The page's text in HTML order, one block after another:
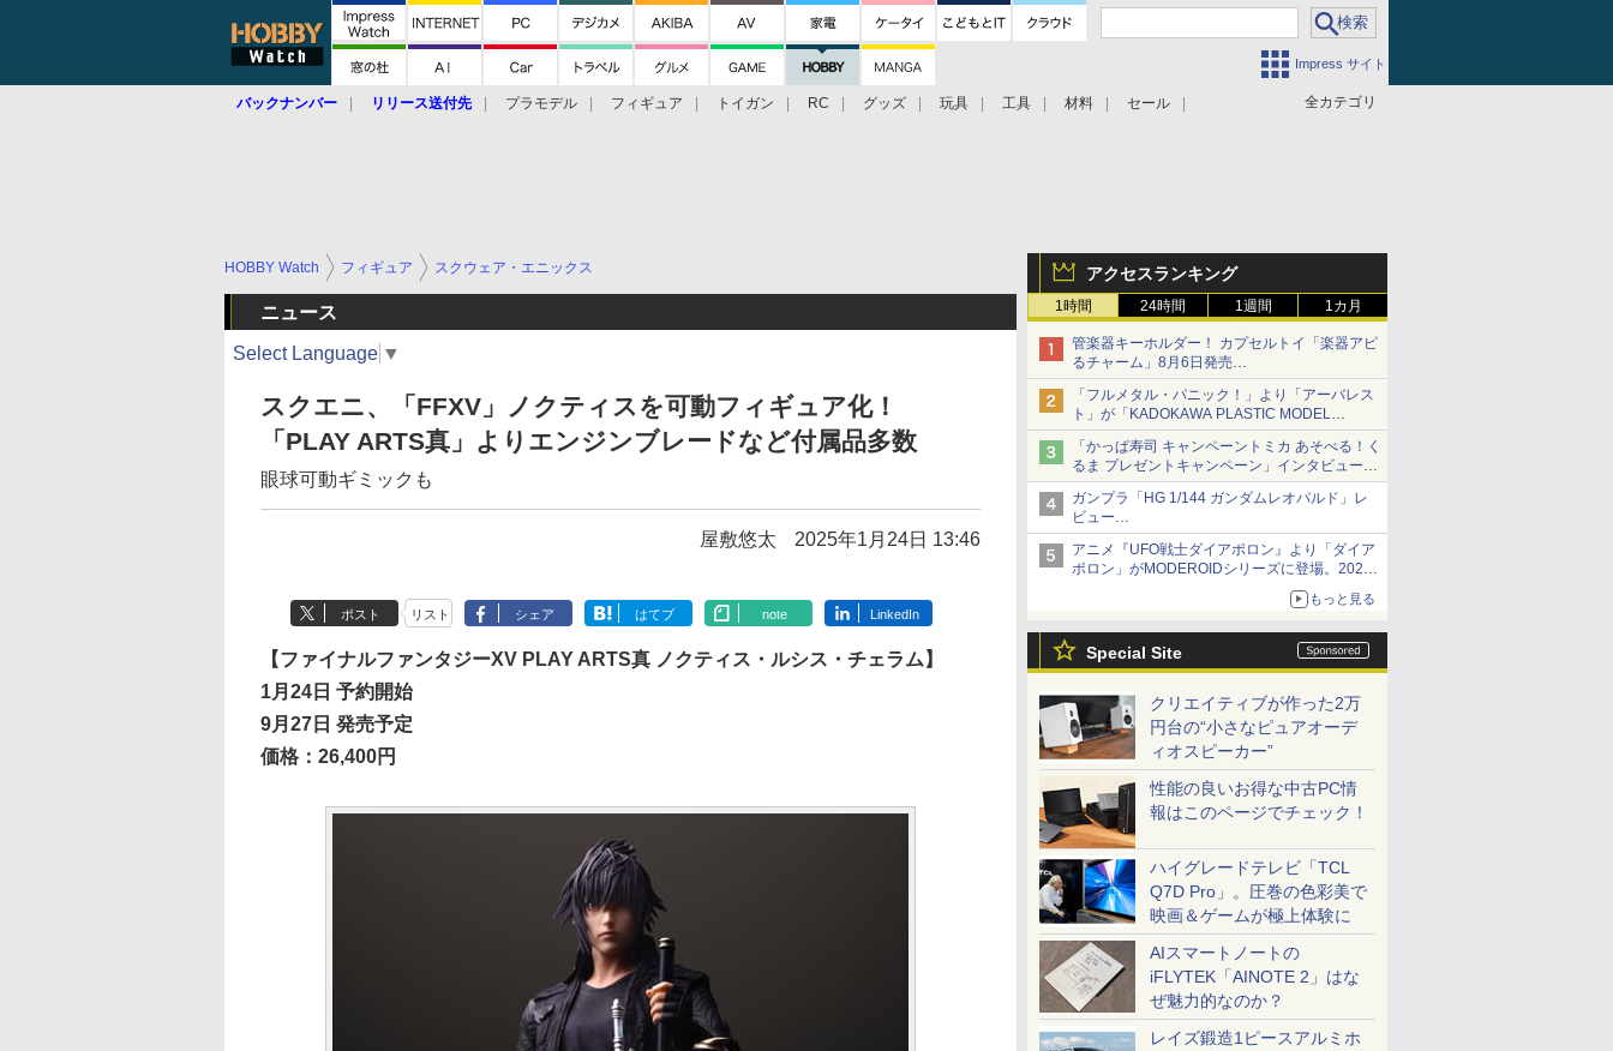
Impress サイト
全カテゴリ
バックナンバー リリース送付先 プラモデル フィギュア トイガン RC グッズ 玩具 工具 材料 セール
アクセスランキング
1時間 24時間 1週間 1カ月
管楽器キーホルダー！ カプセルトイ「楽器アピ
るチャーム」8月6日発売
チューバ、テナサクなど5種各3色
「フルメタル・パニック！」より「アーバレス
ト」が「KADOKAWA PLASTIC MODEL
SERIES」から1/48スケールで登場！
「かっぱ寿司 キャンペーントミカ あそべる！く
るま プレゼントキャンペーン」インタビュー
子どもが楽しめるかっぱ寿司ならではの体験と
コラボの楽しさを追求
ガンプラ「HG 1/144 ガンダムレオパルド」レ
ビュー
『機動新世紀ガンダムX』30周年！インナーア
ームガトリングの変形機構まで再現し最新フォ
ーマットでキット化！
アニメ『UFO戦士ダイアポロン』より「ダイア
ポロン」がMODEROIDシリーズに登場。2027
もっと見る
Special Site
クリエイティブが作った2万
円台の“小さなピュアオーデ
ィオスピーカー”
性能の良いお得な中古PC情
報はこのページでチェック！
ハイグレードテレビ「TCL
Q7D Pro」。圧巻の色彩美で
映画＆ゲームが極上体験に
AIスマートノートの
iFLYTEK「AINOTE 2」はな
ぜ魅力的なのか？
レイズ鍛造1ピースアルミホ
HOBBY Watch フィギュア スクウェア・エニックス
ニュース
Select Language ▼
スクエニ、「FFXV」ノクティスを可動フィギュア化！
「PLAY ARTS真」よりエンジンブレードなど付属品多数
眼球可動ギミックも
屋敷悠太 2025年1月24日 13:46
ポスト リスト シェア はてブ note LinkedIn
【ファイナルファンタジーXV PLAY ARTS真 ノクティス・ルシス・チェラム】
1月24日 予約開始
9月27日 発売予定
価格：26,400円